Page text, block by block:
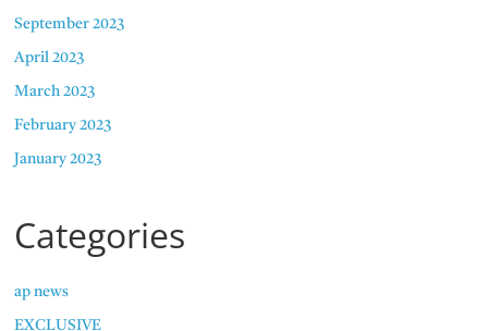
September 2023
April 2023
March 2023
February 2023
January 2023
Categories
ap news
EXCLUSIVE